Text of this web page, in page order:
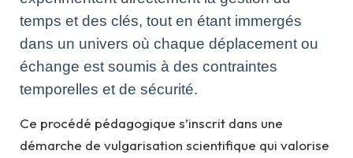
temps et des clés, tout en étant immergés
dans un univers où chaque déplacement ou
échange est soumis à des contraintes
temporelles et de sécurité.
Ce procédé pédagogique s’inscrit dans une
démarche de vulgarisation scientifique qui valorise